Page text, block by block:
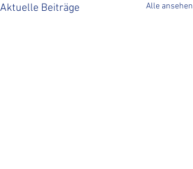
Aktuelle Beiträge Alle ansehen